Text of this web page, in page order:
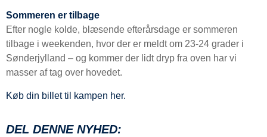
Sommeren er tilbage
Efter nogle kolde, blæsende efterårsdage er sommeren
tilbage i weekenden, hvor der er meldt om 23-24 grader i
Sønderjylland – og kommer der lidt dryp fra oven har vi
masser af tag over hovedet.
Køb din billet til kampen her.
DEL DENNE NYHED: